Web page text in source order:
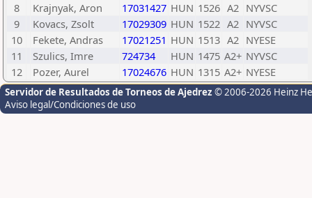
8
Krajnyak, Aron 17031427 HUN 1526 A2 NYVSC
9
Kovacs, Zsolt 17029309 HUN 1522 A2 NYVSC
10
Fekete, Andras 17021251 HUN 1513 A2 NYESE
11
Szulics, Imre 724734 HUN 1475 A2+ NYVSC
12
Pozer, Aurel 17024676 HUN 1315 A2+ NYESE
Servidor de Resultados de Torneos de Ajedrez © 2006-2026 Heinz
Aviso legal/Condiciones de uso